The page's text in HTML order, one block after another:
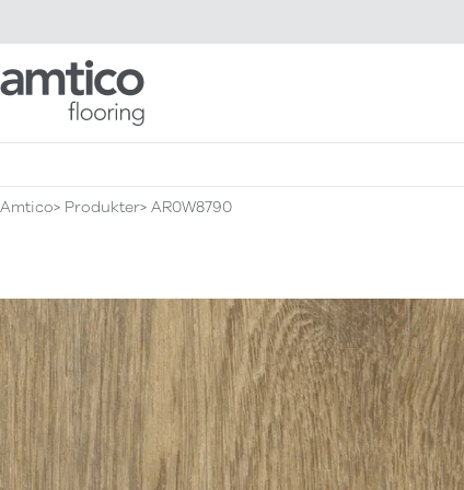
Amtico Flooring
Amtico Produkter AR0W8790